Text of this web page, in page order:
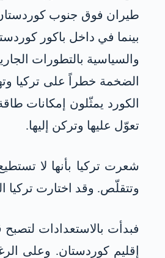
بينما في داخل باكور
والسياسية بالتطورات
الضخمة خطراً على تركيا
الكورد يمثّلون إمكانات
تعوّل عليها وتركن إليها.
شعرت تركيا بأنها لا
وتتقلّص. وقد اختارت تركيا
فبدأت بالاستعدادات
إقليم كوردستان. وعلى